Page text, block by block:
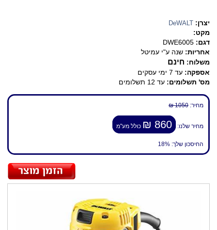
יצרן: DeWALT
מקט:
דגם: DWE6005
אחריות: שנה ע"י עמיטל
משלוח: חינם
אספקה: עד 7 ימי עסקים
מס' תשלומים: עד 12 תשלומים
מחיר: 1050 ₪
מחיר שלנו: 860 ₪ כולל מע"מ
החיסכון שלך: 18%